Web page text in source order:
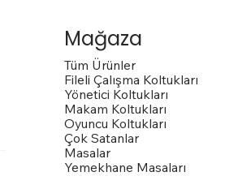
Mağaza
Tüm Ürünler
Fileli Çalışma Koltukları
Yönetici Koltukları
Makam Koltukları
Oyuncu Koltukları
Çok Satanlar
Masalar
Yemekhane Masaları